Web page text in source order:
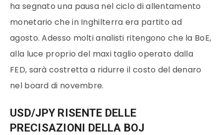
ha segnato una pausa nel ciclo di allentamento
monetario che in Inghilterra era partito ad
agosto. Adesso molti analisti ritengono che la BoE,
alla luce proprio del maxi taglio operato dalla
FED, sarà costretta a ridurre il costo del denaro
nel board di novembre.
USD/JPY RISENTE DELLE
PRECISAZIONI DELLA BOJ